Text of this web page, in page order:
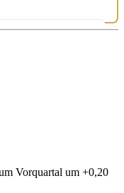
Vorquartal um +0,20